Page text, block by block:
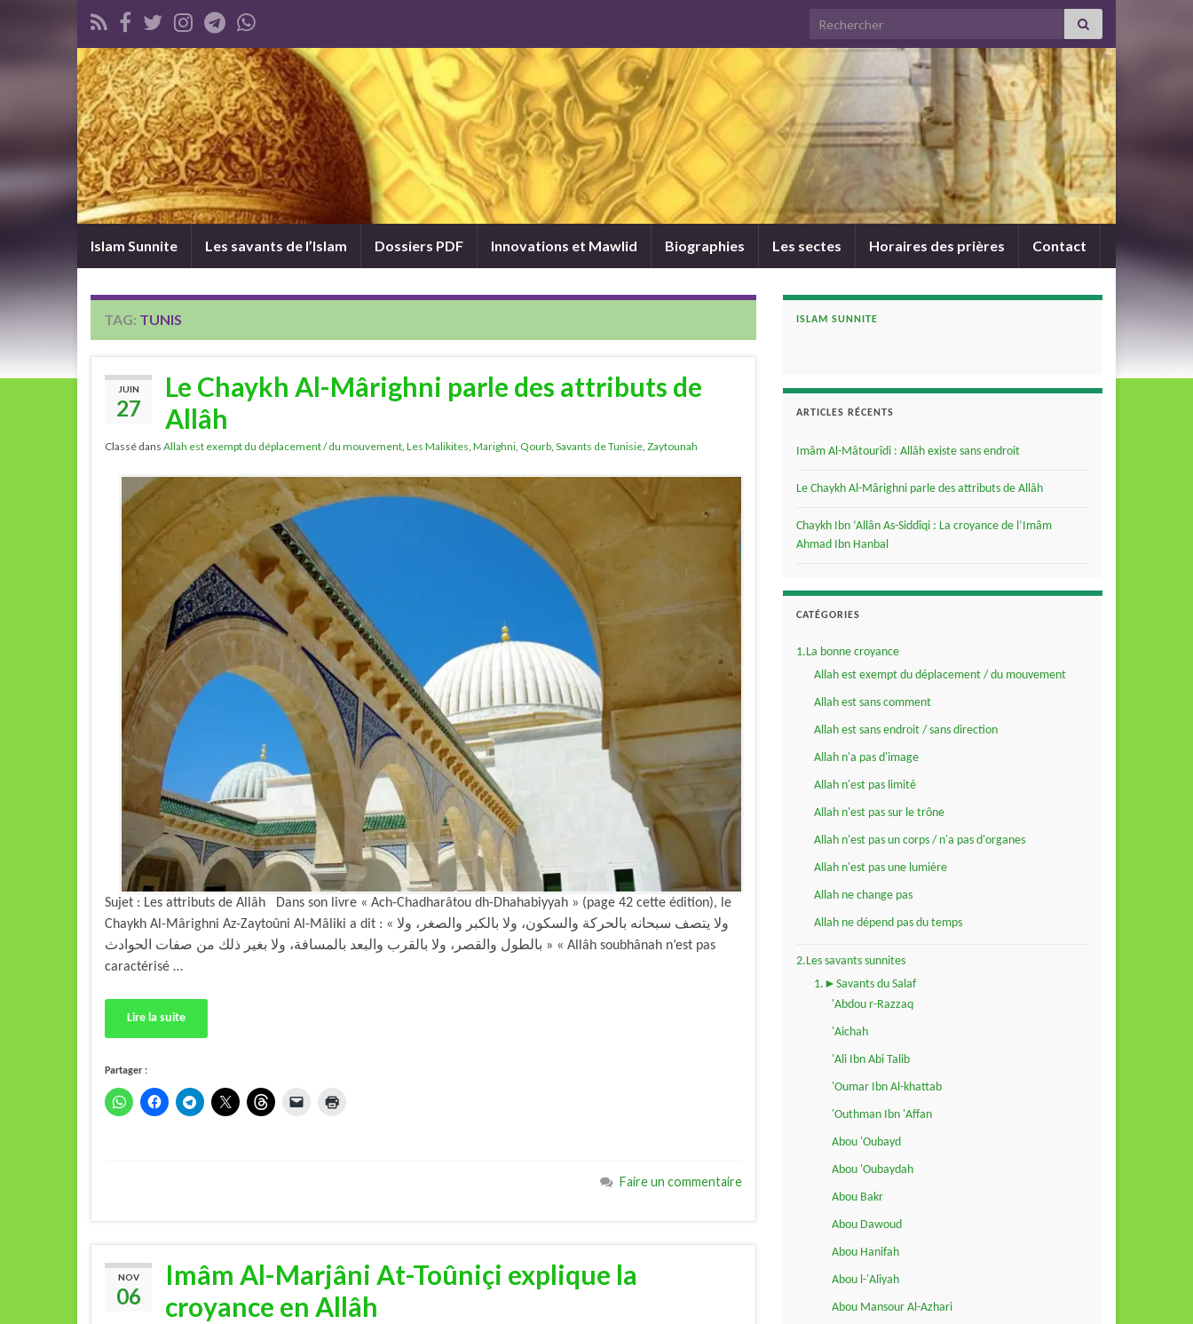
Search for:
Islam Sunnite Les savants de l’Islam Dossiers PDF Innovations et Mawlid Biographies Les sectes Horaires des prières Contact
TAG: TUNIS
JUIN
27
Le Chaykh Al-Mârighni parle des attributs de
Allâh
Classé dans Allah est exempt du déplacement / du mouvement, Les Malikites, Marighni, Qourb, Savants de Tunisie, Zaytounah
Sujet : Les attributs de Allâh Dans son livre « Ach-Chadharâtou dh-Dhahabiyyah » (page 42 cette édition), le
Chaykh Al-Mârighni Az-Zaytoûni Al-Mâliki a dit : « ولا يتصف سبحانه بالحركة والسكون، ولا بالكبر والصغر، ولا
بالطول والقصر، ولا بالقرب والبعد بالمسافة، ولا بغير ذلك من صفات الحوادث » « Allâh soubhânah n’est pas
caractérisé …
Lire la suite
Partager :
Faire un commentaire
NOV
06
Imâm Al-Marjâni At-Toûniçi explique la
croyance en Allâh
ISLAM SUNNITE
ARTICLES RÉCENTS
Imâm Al-Mâtourîdi : Allâh existe sans endroit
Le Chaykh Al-Mârighni parle des attributs de Allâh
Chaykh Ibn ‘Allân As-Siddîqi : La croyance de l’Imâm
Ahmad Ibn Hanbal
CATÉGORIES
1.La bonne croyance
Allah est exempt du déplacement / du mouvement
Allah est sans comment
Allah est sans endroit / sans direction
Allah n'a pas d'image
Allah n'est pas limité
Allah n'est pas sur le trône
Allah n'est pas un corps / n'a pas d'organes
Allah n'est pas une lumière
Allah ne change pas
Allah ne dépend pas du temps
2.Les savants sunnites
1.►Savants du Salaf
'Abdou r-Razzaq
'Aichah
'Ali Ibn Abi Talib
'Oumar Ibn Al-khattab
'Outhman Ibn 'Affan
Abou 'Oubayd
Abou 'Oubaydah
Abou Bakr
Abou Dawoud
Abou Hanifah
Abou l-'Aliyah
Abou Mansour Al-Azhari